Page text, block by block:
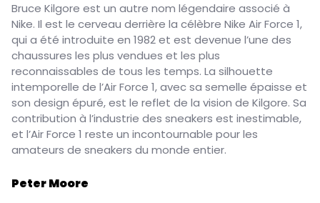
Bruce Kilgore est un autre nom légendaire associé à
Nike. Il est le cerveau derrière la célèbre Nike Air Force 1,
qui a été introduite en 1982 et est devenue l’une des
chaussures les plus vendues et les plus
reconnaissables de tous les temps. La silhouette
intemporelle de l’Air Force 1, avec sa semelle épaisse et
son design épuré, est le reflet de la vision de Kilgore. Sa
contribution à l’industrie des sneakers est inestimable,
et l’Air Force 1 reste un incontournable pour les
amateurs de sneakers du monde entier.
Peter Moore